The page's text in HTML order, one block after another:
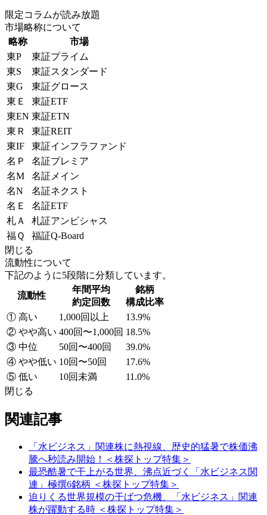
限定コラムが読み放題
市場略称について
略称
市場
東P
東証プライム
東S
東証スタンダード
東G
東証グロース
東Ｅ
東証ETF
東EN 東証ETN
東Ｒ
東証REIT
東IF
東証インフラファンド
名Ｐ
名証プレミア
名M
名証メイン
名N
名証ネクスト
名Ｅ
名証ETF
札Ａ
札証アンビシャス
福Ｑ
福証Q-Board
閉じる
流動性について
下記のように5段階に分類しています。
流動性
年間平均
約定回数
銘柄
構成比率
① 高い
1,000回以上
13.9%
② やや高い 400回〜1,000回 18.5%
③ 中位
50回〜400回
39.0%
④ やや低い 10回〜50回
17.6%
⑤ 低い
10回未満
11.0%
閉じる
関連記事
「水ビジネス」関連株に熱視線、歴史的猛暑で株価沸
騰へ秒読み開始！＜株探トップ特集＞
最恐酷暑で干上がる世界、沸点近づく「水ビジネス関
連」極撰6銘柄 ＜株探トップ特集＞
迫りくる世界規模の干ばつ危機、「水ビジネス」関連
株が躍動する時 ＜株探トップ特集＞